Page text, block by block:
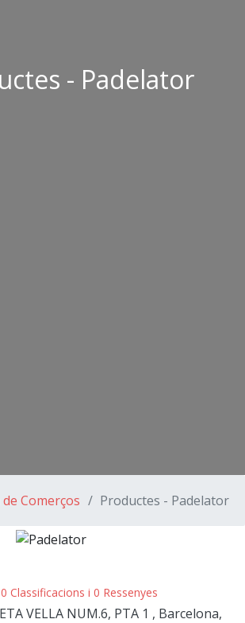
- Padelator
Comerços Productes - Padelator
0 Classificacions i 0 Ressenyes
VELLA NUM.6, PTA 1 , Barcelona,